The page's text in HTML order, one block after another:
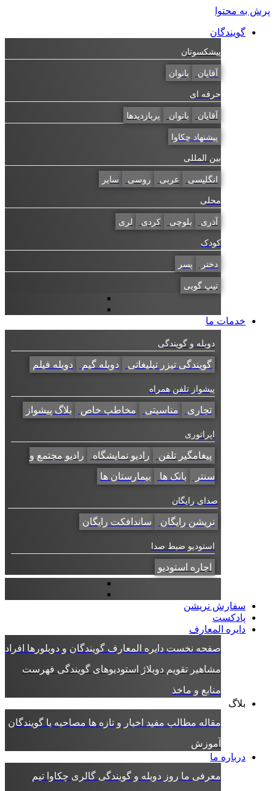
پرش به محتوا
گویندگان
پیشکسوتان
آقایان بانوان
حرفه ای
آقایان بانوان پربازدیدها
پیشنهاد چکاوا
بین المللی
انگلیسی عربی روسی سایر
محلی
آذری بلوچی کردی لری
کودک
دختر پسر
تیپ گویی
خدمات ما
دوبله و گویندگی
گویندگی تیزر تبلیغاتی دوبله گیم دوبله فیلم
پیشواز تلفن همراه
تجاری مناسبتی مخاطب خاص بلاگ پیشواز
اپراتوری
پیغامگیر تلفن رادیو نمایشگاه
رادیو مجتمع و
سنتر
بانک ها بیمارستان ها
صدای رایگان
نریشن رایگان ساندافکت رایگان
استودیو ضبط صدا
اجاره استودیو
سفارش نریشن
پادکست
دایره المعارف
صفحه نخست دایره المعارف گویندگان و دوبلورها افراد
مشاهیر تقویم دوبلاژ استودیوهای گویندگی فهرست
منابع و ماخذ
بلاگ
مقاله مطالب مفید اخبار و تازه ها مصاحبه با گویندگان
آموزش
درباره ما
معرفی ما روز دوبله و گویندگی گالری چکاوا تیم